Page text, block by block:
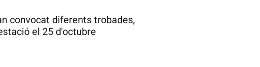
convocat diferents trobades,
el 25 d'octubre